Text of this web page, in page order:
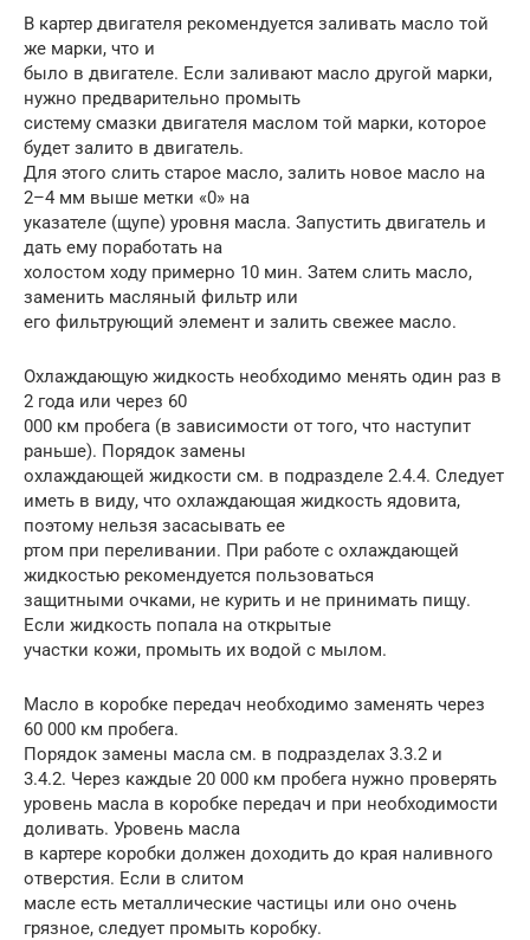
В картер двигателя рекомендуется заливать масло той
же марки, что и
было в двигателе. Если заливают масло другой марки,
нужно предварительно промыть
систему смазки двигателя маслом той марки, которое
будет залито в двигатель.
Для этого слить старое масло, залить новое масло на
2–4 мм выше метки «0» на
указателе (щупе) уровня масла. Запустить двигатель и
дать ему поработать на
холостом ходу примерно 10 мин. Затем слить масло,
заменить масляный фильтр или
его фильтрующий элемент и залить свежее масло.
Охлаждающую жидкость необходимо менять один раз в
2 года или через 60
000 км пробега (в зависимости от того, что наступит
раньше). Порядок замены
охлаждающей жидкости см. в подразделе 2.4.4. Следует
иметь в виду, что охлаждающая жидкость ядовита,
поэтому нельзя засасывать ее
ртом при переливании. При работе с охлаждающей
жидкостью рекомендуется пользоваться
защитными очками, не курить и не принимать пищу.
Если жидкость попала на открытые
участки кожи, промыть их водой с мылом.
Масло в коробке передач необходимо заменять через
60 000 км пробега.
Порядок замены масла см. в подразделах 3.3.2 и
3.4.2. Через каждые 20 000 км пробега нужно проверять
уровень масла в коробке передач и при необходимости
доливать. Уровень масла
в картере коробки должен доходить до края наливного
отверстия. Если в слитом
масле есть металлические частицы или оно очень
грязное, следует промыть коробку.